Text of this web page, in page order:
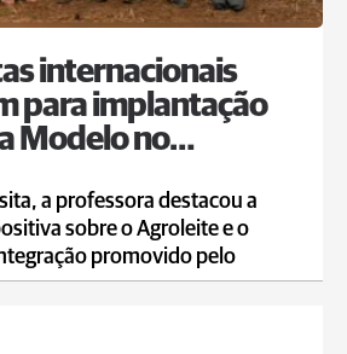
internacionais
para implantação
Modelo no
a professora destacou a
sobre o Agroleite e o
promovido pelo